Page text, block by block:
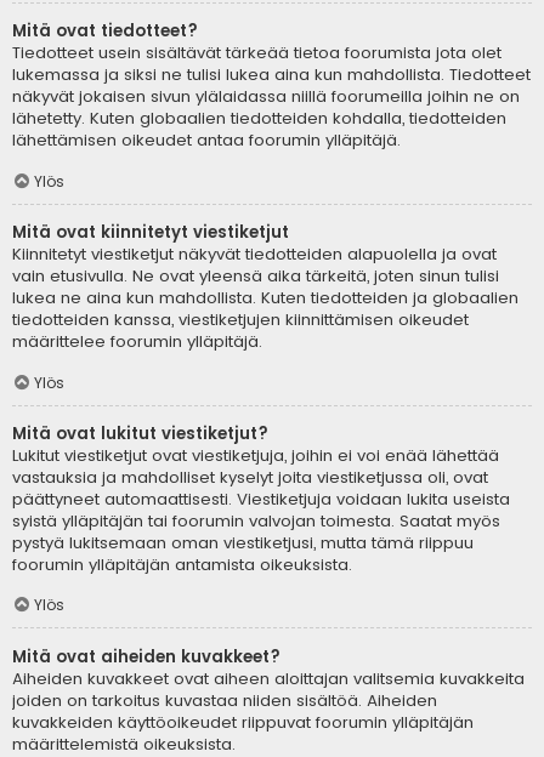
Mitä ovat tiedotteet?
Tiedotteet usein sisältävät tärkeää tietoa foorumista jota olet
lukemassa ja siksi ne tulisi lukea aina kun mahdollista. Tiedotteet
näkyvät jokaisen sivun ylälaidassa niillä foorumeilla joihin ne on
lähetetty. Kuten globaalien tiedotteiden kohdalla, tiedotteiden
lähettämisen oikeudet antaa foorumin ylläpitäjä.
Ylös
Mitä ovat kiinnitetyt viestiketjut
Kiinnitetyt viestiketjut näkyvät tiedotteiden alapuolella ja ovat
vain etusivulla. Ne ovat yleensä aika tärkeitä, joten sinun tulisi
lukea ne aina kun mahdollista. Kuten tiedotteiden ja globaalien
tiedotteiden kanssa, viestiketjujen kiinnittämisen oikeudet
määrittelee foorumin ylläpitäjä.
Ylös
Mitä ovat lukitut viestiketjut?
Lukitut viestiketjut ovat viestiketjuja, joihin ei voi enää lähettää
vastauksia ja mahdolliset kyselyt joita viestiketjussa oli, ovat
päättyneet automaattisesti. Viestiketjuja voidaan lukita useista
syistä ylläpitäjän tai foorumin valvojan toimesta. Saatat myös
pystyä lukitsemaan oman viestiketjusi, mutta tämä riippuu
foorumin ylläpitäjän antamista oikeuksista.
Ylös
Mitä ovat aiheiden kuvakkeet?
Aiheiden kuvakkeet ovat aiheen aloittajan valitsemia kuvakkeita
joiden on tarkoitus kuvastaa niiden sisältöä. Aiheiden
kuvakkeiden käyttöoikeudet riippuvat foorumin ylläpitäjän
määrittelemistä oikeuksista.